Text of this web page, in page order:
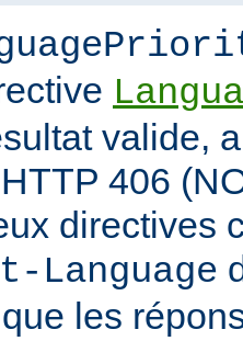
valide,
406
directives
Language
les